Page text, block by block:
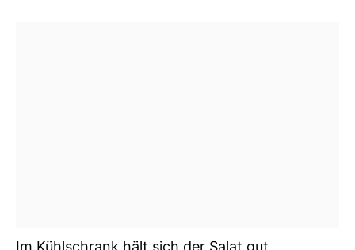
Im Kühlschrank hält sich der Salat gut